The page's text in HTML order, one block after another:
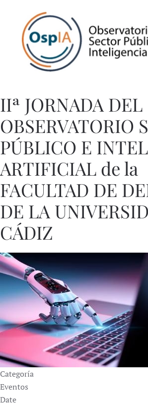
IIª JORNADA DEL
OBSERVATORIO
PÚBLICO E
ARTIFICIAL de la
FACULTAD DE
DE LA
CÁDIZ
Categoría
Eventos
Date